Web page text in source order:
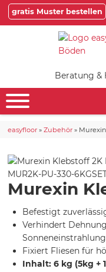
gratis Muster bestellen
Beratung &
easyfloor »Zubehör »
MUR2K-PU-330-
Murexin
Befestigt
Verhindert
Sonneneinstrahlung
Fixiert Fliesen für
Inhalt: 6 kg (5kg +